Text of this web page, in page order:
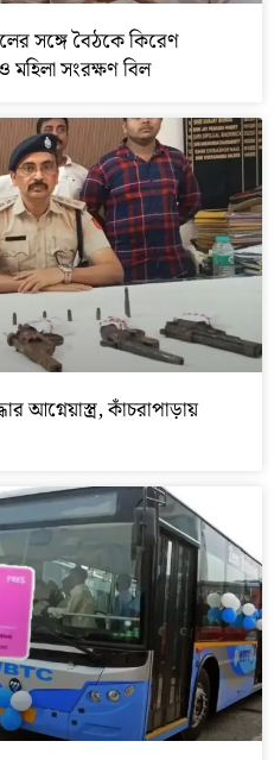
সঙ্গে বৈঠকে কিরেণ
সংরক্ষণ বিল
আগ্নেয়াস্ত্র, কাঁচরাপাড়ায়